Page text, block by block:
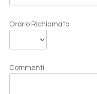
Orario Richiamata
Commenti